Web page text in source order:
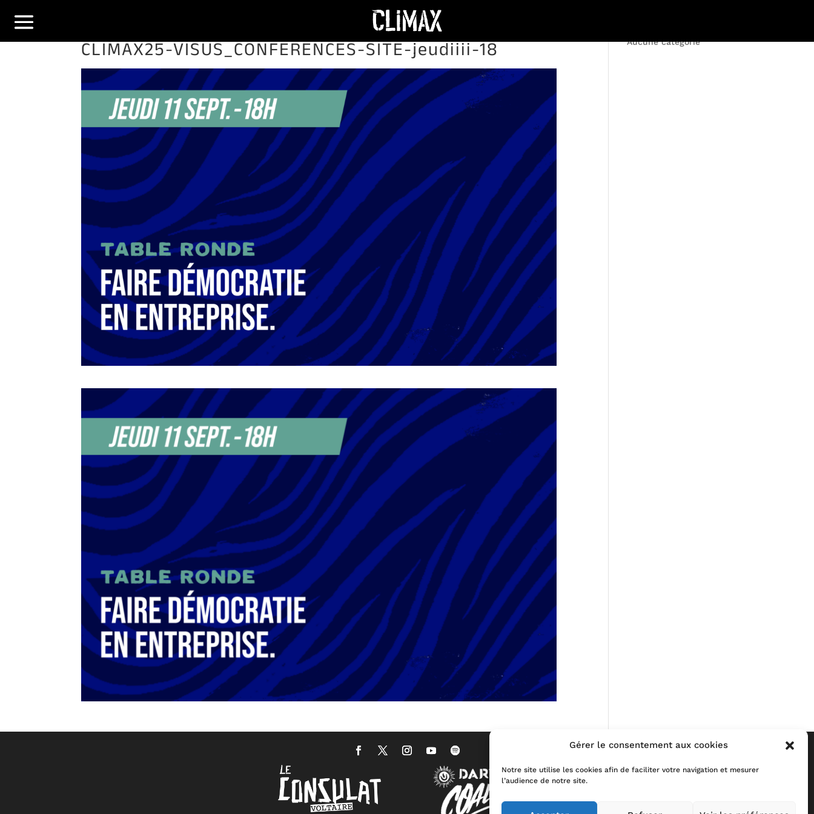
Gérer le consentement aux cookies
Notre site utilise les cookies afin de faciliter votre navigation et mesurer
l’audience de notre site.
CLIMAX25-VISUS_CONFERENCES-SITE-jeudiiii-18 Aucune catégorie